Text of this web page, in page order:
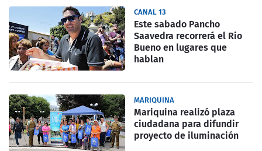
CANAL 13
Este sabado Pancho
Saavedra recorrerá el Rio
Bueno en lugares que
hablan
MARIQUINA
Mariquina realizó plaza
ciudadana para difundir
proyecto de iluminación